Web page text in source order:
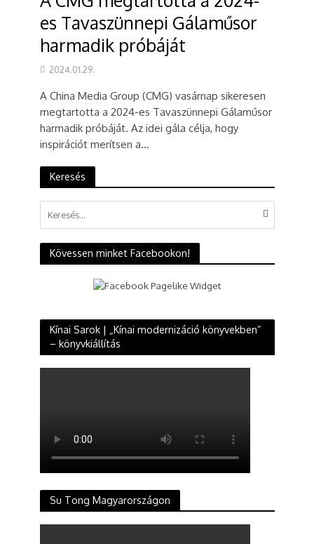
es Tavaszünnepi Gálaműsor
harmadik próbáját
2024.01.29.
A China Media Group (CMG) vasárnap sikeresen
megtartotta a 2024-es Tavaszünnepi Gálaműsor
harmadik próbáját. Az idei gála célja, hogy
inspirációt merítsen a...
Keresés
Kövessen minket Facebookon!
Kínai Sarok | „Kínai modernizáció könyvekben”
– könyvkiállítás
Su Tong Magyarországon